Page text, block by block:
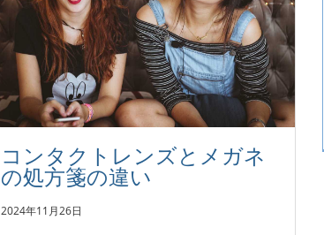
コンタクトレンズとメガネ
の処方箋の違い
2024年11月26日